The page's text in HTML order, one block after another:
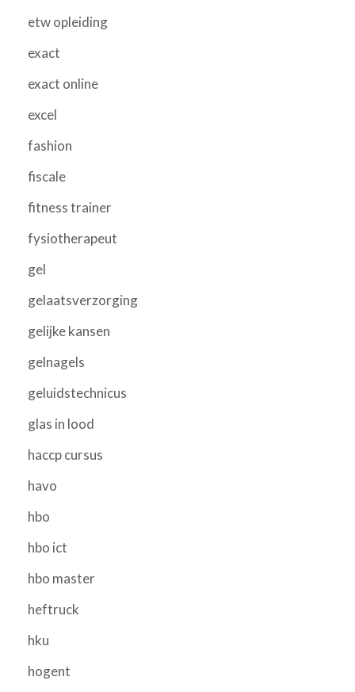
etw opleiding
exact
exact online
excel
fashion
fiscale
fitness trainer
fysiotherapeut
gel
gelaatsverzorging
gelijke kansen
gelnagels
geluidstechnicus
glas in lood
haccp cursus
havo
hbo
hbo ict
hbo master
heftruck
hku
hogent